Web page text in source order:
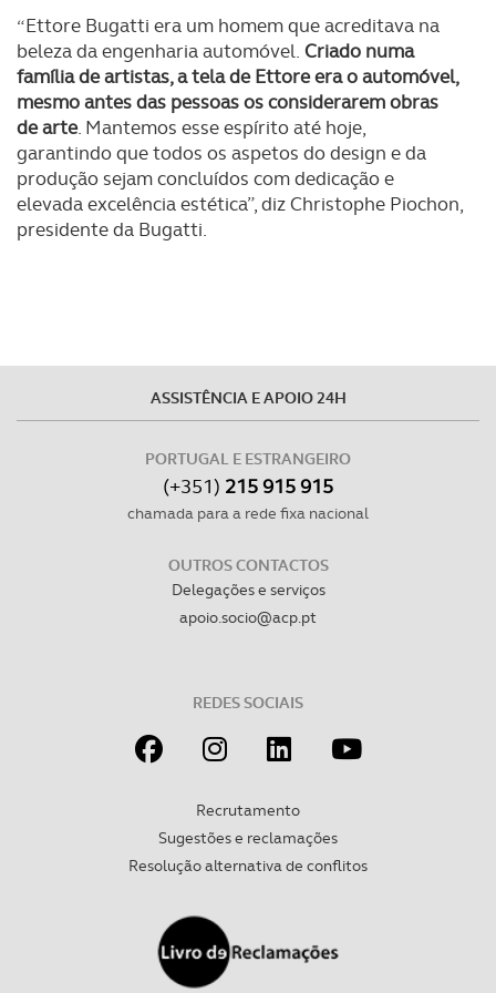
necessário no contexto dos serviços a prestar.
Realçamos que o bloqueio de certo tipo de Cookies e
tecnologias similares pode ter impacto na sua
experiência de navegação no Website e nos serviços
disponibilizados.
Consulte a política de cookies do site.
“Ettore Bugatti era um homem que acreditava na
beleza da engenharia automóvel. Criado numa
família de artistas, a tela de Ettore era o automóvel,
mesmo antes das pessoas os considerarem obras
de arte. Mantemos esse espírito até hoje,
garantindo que todos os aspetos do design e da
produção sejam concluídos com dedicação e
elevada excelência estética”, diz Christophe Piochon,
presidente da Bugatti.
ASSISTÊNCIA E APOIO 24H
PORTUGAL E ESTRANGEIRO
(+351) 215 915 915
chamada para a rede fixa nacional
OUTROS CONTACTOS
Delegações e serviços
apoio.socio@acp.pt
REDES SOCIAIS
Recrutamento
Sugestões e reclamações
Resolução alternativa de conflitos